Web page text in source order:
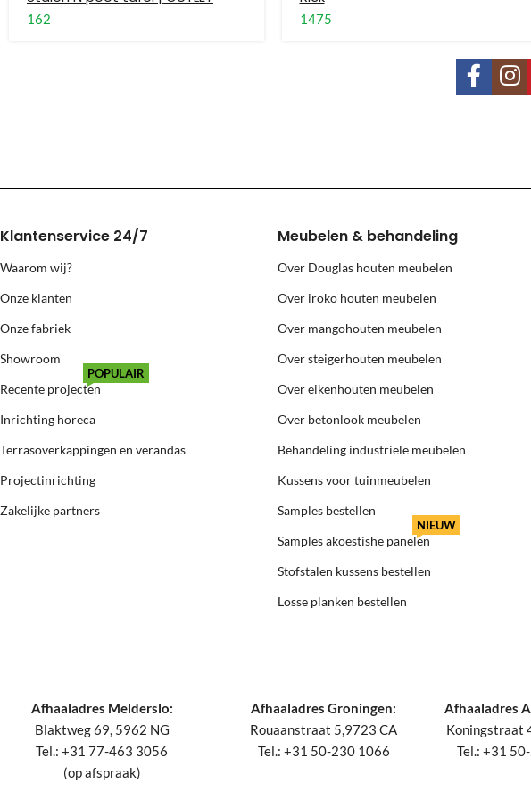
Voor bestellingen buiten Nederland en België is alleen standaard levering mogelijk.
Levering naar eilanden (Texel, Vlieland,
162 1475
Klantenservice 24/7
Waarom wij?
Onze klanten
Onze fabriek
Showroom
Recente projecten
POPULAIR
Inrichting horeca
Terrasoverkappingen en verandas
Projectinrichting
Zakelijke partners
Meubelen & behandeling
Over Douglas houten meubelen
Over iroko houten meubelen
Over mangohouten meubelen
Over steigerhouten meubelen
Over eikenhouten meubelen
Over betonlook meubelen
Behandeling industriële meubelen
Kussens voor tuinmeubelen
Samples bestellen
Samples akoestishe panelen
NIEUW
Stofstalen kussens bestellen
Losse planken bestellen
Afhaaladres Melderslo:
Blaktweg 69, 5962 NG
Tel.: +31 77-463 3056
(op afspraak)
Afhaaladres Groningen:
Rouaanstraat 5,9723 CA
Tel.: +31 50-230 1066
Afhaaladres
Koningstraat
Tel.: +31